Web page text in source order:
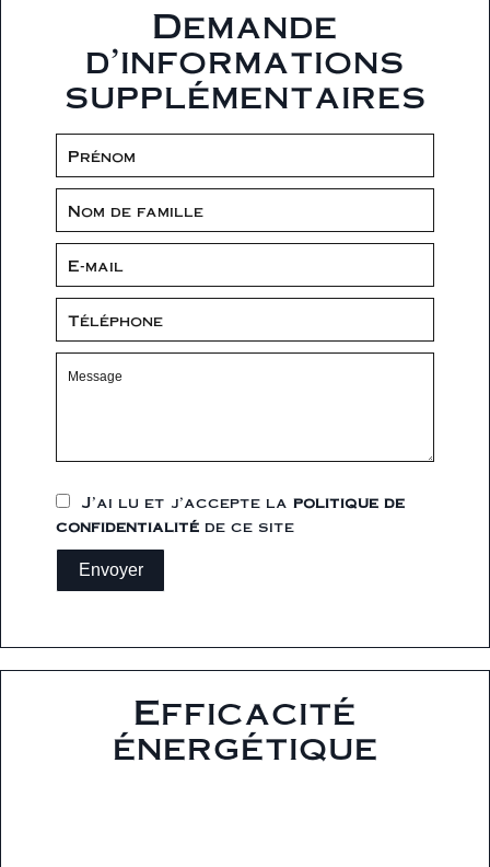
Demande
d'informations
supplémentaires
J’ai lu et j'accepte la politique de
confidentialité de ce site
Envoyer
Efficacité
énergétique